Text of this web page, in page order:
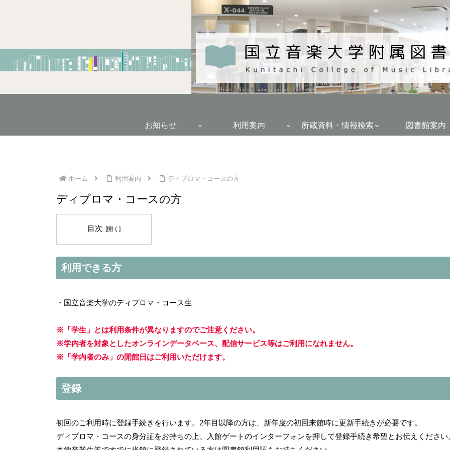
お知らせ 利用案内 所蔵資料・情報検索 図書館案内
ホーム 利用案内 ディプロマ・コースの方
ディプロマ・コースの方
目次
利用できる方
・国立音楽大学のディプロマ・コース生
※「学生」とは利用条件が異なりますのでご注意ください。
※学内者を対象としたオンラインデータベース、配信サービス等はご利用になれません。
※「学内者のみ」の開館日はご利用いただけます。
登録
初回のご利用時に登録手続きを行います。2年目以降の方は、新年度の初回来館時に更新手続きが必要です。
ディプロマ・コースの身分証をお持ちの上、入館ゲートのインターフォンを押して登録手続き希望とお伝えください